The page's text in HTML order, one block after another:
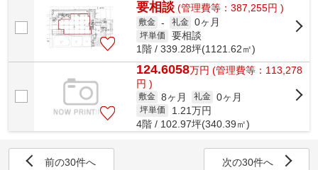
要相談 (管理費等：387,255円 )
敷金 - 礼金 0ヶ月
坪単価
要相談
1階 / 339.28坪(1121.62㎡)
124.6058万円 (管理費等：113,278
円 )
敷金 8ヶ月 礼金 0ヶ月
坪単価 1.21万円
4階 / 102.97坪(340.39㎡)
前の30件へ 次の30件へ